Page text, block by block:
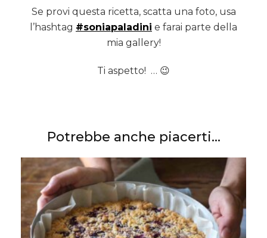
Se provi questa ricetta, scatta una foto, usa
l’hashtag #soniapaladini e farai parte della
mia gallery!
Ti aspetto! … 😉
Potrebbe anche piacerti...